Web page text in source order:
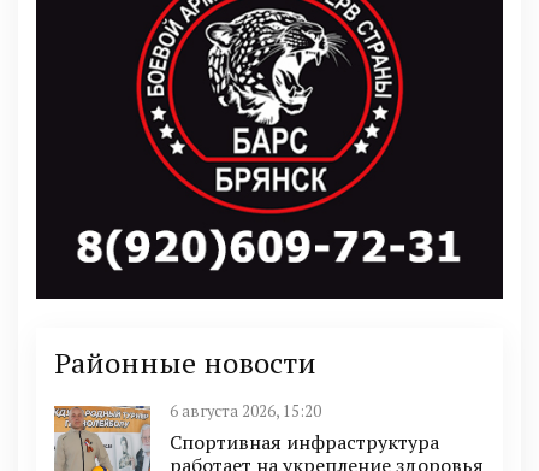
Районные новости
6 августа 2026, 15:20
Спортивная инфраструктура
работает на укрепление здоровья